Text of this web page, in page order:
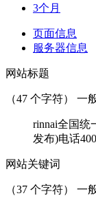
3个月
页面信息
服务器信息
网站标题
（47 个字符） 一
rinnai全国统
发布)电话
网站关键词
（37 个字符） 一